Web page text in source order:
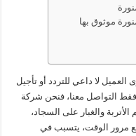
موثوق بها
العميل لا داعي للتردد أو تأجيل
فقط التواصل معنا، فنحن شركة
والغبار على السجاد،
مرور الوقت، يتسبب في